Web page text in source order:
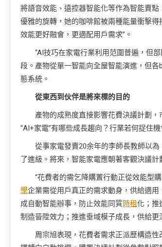
將語音效能、遠控器智能化等作為智能賣
優雅的旋轉，她的咖啡館被兩種能量衝擊
效能更好融會，更適配用戶需求”。
“AI技巧在家電行業利用范圍普遍，但
段。產物從單一智能向全屋智能演進，但
態系統。
從東西到伙伴是將來標的目的
產物的成熟度直接影響花費決議計劃
“AI+家電”有哪些成長趨向？行業若何捉住
從事家電發賣20余年的李師長教師以
了進級。將來，智能家電應朝著客觀決議計
“花費者的需乞降購置行動正從效能型
學企業需從用戶真正的需求動身，供給適
成自動智能辦事，防止效能同質時租化；推
制造晉陞效力；推進垂域模子成長，供給
周宗旭表現，花費者需求正派歷構造